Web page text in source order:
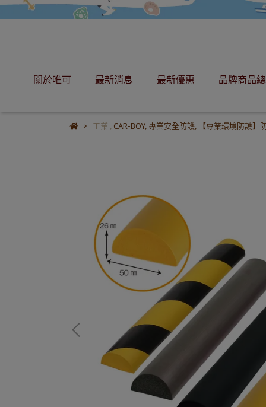
關於唯可 最新消息 最新優惠 品牌商品
工業 , CAR-BOY,專業安全防護, 【專業環境防護】